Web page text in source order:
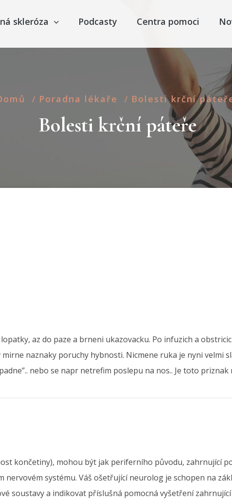
skleróza Podcasty Centra pomoci
/ Poradna lékaře / Bolesti krční
Bolesti krční páteře
az do paze a brneni ukazovacku. Po infuzich a
naznaky poruchy hybnosti. Nicmene ruka je nyni velmi
nebo se napr netrefim poslepu na nos.. Je toto priznak
končetiny), mohou být jak periferního původu, zahrnující
systému. Váš ošetřující neurolog je schopen na
soustavy a indikovat příslušná pomocná vyšetření